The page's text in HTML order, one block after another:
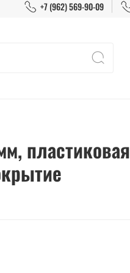
+7 (962) 569-90-09
пластиковая